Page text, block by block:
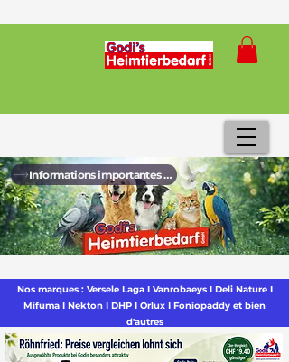
Informations importantes sur la nouvelle shop
Nos marques : Versele Laga I Vanrobaeys I Deli Nature I
Mifuma I Nekton I DHP I Orlux I Foniopaddy et bien
d'autres